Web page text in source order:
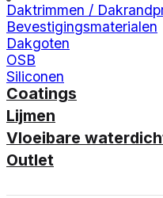
Daktrimmen /
Bevestigingsmaterialen
Dakgoten
OSB
Siliconen
Coatings
Lijmen
Vloeibare
Outlet